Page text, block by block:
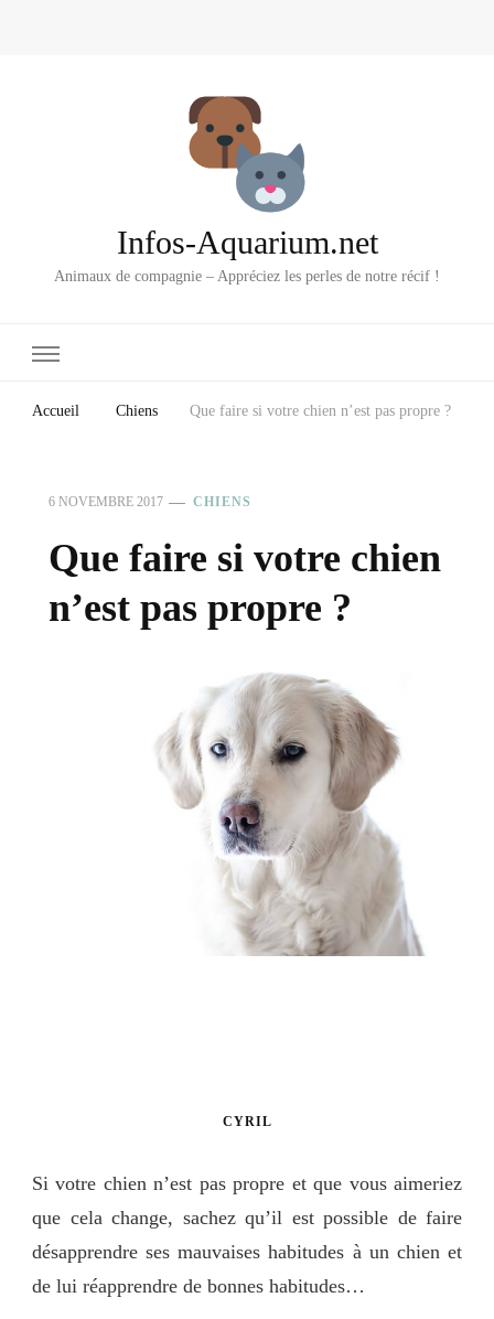
Infos-Aquarium.net
Animaux de compagnie – Appréciez les perles de notre récif !
Accueil Chiens Que faire si votre chien n’est pas propre ?
6 NOVEMBRE 2017 CHIENS
Que faire si votre chien
n’est pas propre ?
CYRIL
Si votre chien n’est pas propre et que vous aimeriez
que cela change, sachez qu’il est possible de faire
désapprendre ses mauvaises habitudes à un chien et
de lui réapprendre de bonnes habitudes…